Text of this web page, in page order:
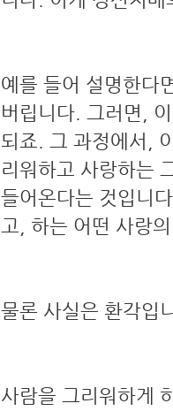
예를 들어 설명한다
버립니다. 그러면,
되죠. 그 과정에서,
리워하고 사랑하는
들어온다는 것입니
고, 하는 어떤 사랑
물론 사실은 환각입
사람을 그리워하게